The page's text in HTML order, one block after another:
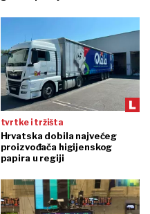
tvrtke i tržišta
Hrvatska dobila najvećeg
proizvođača higijenskog
papira u regiji